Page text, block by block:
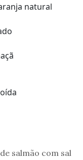
natural
salmão com sal